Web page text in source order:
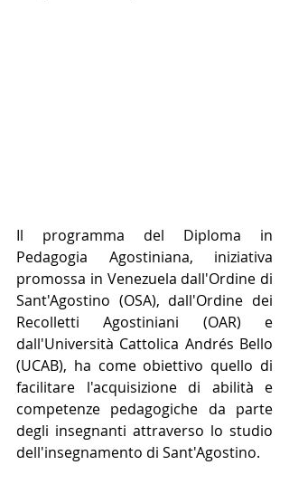
Il programma del Diploma in
Pedagogia Agostiniana, iniziativa
promossa in Venezuela dall'Ordine di
Sant'Agostino (OSA), dall'Ordine dei
Recolletti Agostiniani (OAR) e
dall'Università Cattolica Andrés Bello
(UCAB), ha come obiettivo quello di
facilitare l'acquisizione di abilità e
competenze pedagogiche da parte
degli insegnanti attraverso lo studio
dell'insegnamento di Sant'Agostino.